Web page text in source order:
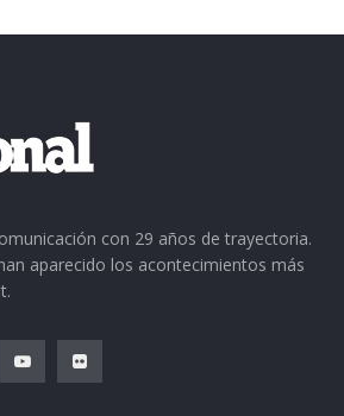
con 29 años de trayectoria.
aparecido los acontecimientos más